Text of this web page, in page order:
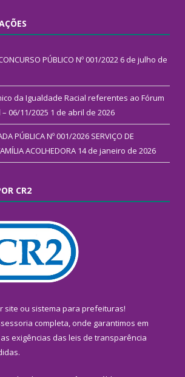
PÚBLICO Nº 001/2022 6 de julho de
da Igualdade Racial referentes ao Fórum
06/11/2025 1 de abril de 2026
PÚBLICA Nº 001/2026 SERVIÇO DE
ACOLHEDORA 14 de janeiro de 2026
CR2
site ou sistema para prefeituras!
completa, onde garantimos em
exigências das leis de transparência